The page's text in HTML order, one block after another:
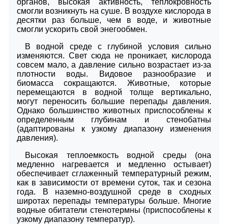
смогли возникнуть на суше. В воздухе кислорода в
десятки раз больше, чем в воде, и животные
смогли ускорить свой энегообмен.
В водной среде с глубиной условия сильно
изменяются. Свет сюда не проникает, кислорода
совсем мало, а давление сильно возрастает из-за
плотности воды. Видовое разнообразие и
биомасса сокращаются. Животные, которые
перемещаются в водной толще вертикально,
могут переносить большие перепады давления.
Однако большинство животных приспособлены к
определенным глубинам и стенобатны
(адаптированы к узкому диапазону изменения
давления).
Высокая теплоемкость водной среды (она
медленно нагревается и медленно остывает)
обеспечивает сглаженный температурный режим,
как в зависимости от времени суток, так и сезона
года. В наземно-воздушной среде в сходных
широтах перепады температуры больше. Многие
водные обитатели стенотермны (приспособлены к
узкому диапазону температур).